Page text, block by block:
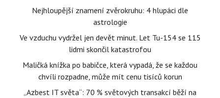
Nejhloupější znamení zvěrokruhu: 4 hlupáci dle
astrologie
Ve vzduchu vydržel jen devět minut. Let Tu-154 se 115
lidmi skončil katastrofou
Maličká knížka po babičce, která vypadá, že se každou
chvíli rozpadne, může mít cenu tisíců korun
„Azbest IT světa“: 70 % světových transakcí běží na